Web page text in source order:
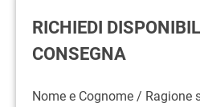
RICHIEDI
CONSEGNA
Nome e Cognome / Ragione